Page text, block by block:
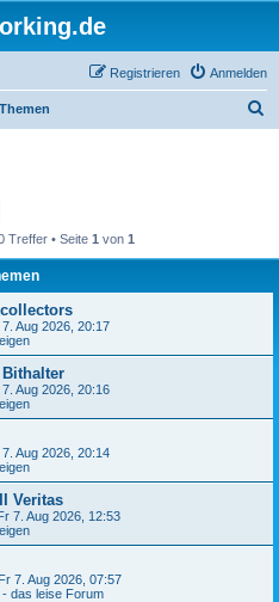
Anmelden
Registrieren
Treffer • Seite 1 von 1
7. Aug 2026, 20:17
7. Aug 2026, 20:16
7. Aug 2026, 20:14
Veritas
7. Aug 2026, 12:53
Fr 7. Aug 2026, 07:57
das leise Forum